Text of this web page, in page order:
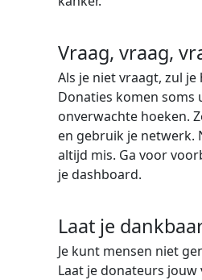
Vraag, vraag,
Als je niet vraagt, zul
Donaties komen soms
onverwachte hoeken.
en gebruik je netwerk.
altijd mis. Ga voor
je dashboard.
Laat je
Je kunt mensen niet
Laat je donateurs